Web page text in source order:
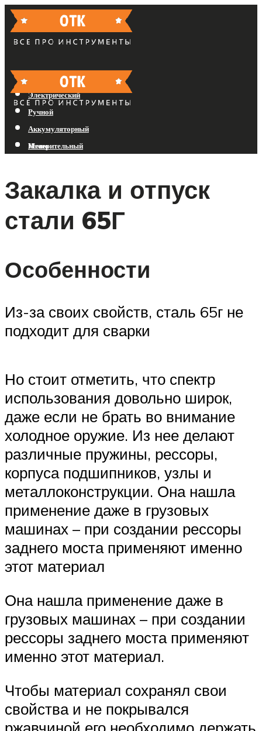
Бензиновый
Электрический
Ручной
Аккумуляторный
Измерительный
Меню
Закалка и отпуск
стали 65Г
Особенности
Из-за своих свойств, сталь 65г не
подходит для сварки
Но стоит отметить, что спектр
использования довольно широк,
даже если не брать во внимание
холодное оружие. Из нее делают
различные пружины, рессоры,
корпуса подшипников, узлы и
металлоконструкции. Она нашла
применение даже в грузовых
машинах – при создании рессоры
заднего моста применяют именно
этот материал
Она нашла применение даже в
грузовых машинах – при создании
рессоры заднего моста применяют
именно этот материал.
Чтобы материал сохранял свои
свойства и не покрывался